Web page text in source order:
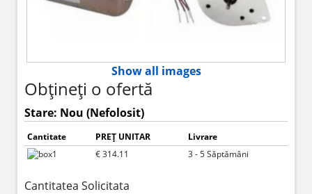
Show all images
Obțineți o ofertă
Stare: Nou (Nefolosit)
Cantitate PREȚ UNITAR
Livrare
1
€ 314.11 3 - 5 Săptămâni
Cantitatea Solicitata